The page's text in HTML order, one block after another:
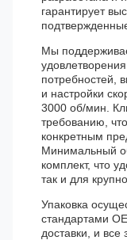
гарантирует
Мы
потребностей,
и настройки
3000 об/мин.
требованию,
конкретным
Минимальный
комплект, что
так и для
Упаковка
стандартами
доставки, и все